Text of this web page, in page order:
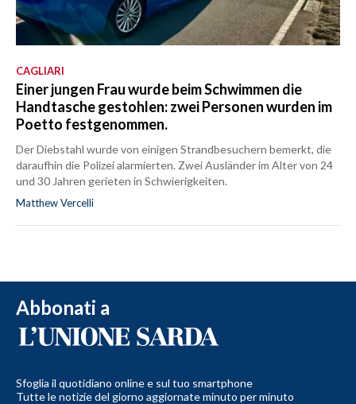
CAGLIARI
Einer jungen Frau wurde beim Schwimmen die
Handtasche gestohlen: zwei Personen wurden im
Poetto festgenommen.
Der Diebstahl wurde von einigen Strandbesuchern bemerkt, die
daraufhin die Polizei alarmierten. Zwei Ausländer im Alter von 24
und 30 Jahren gerieten in Schwierigkeiten.
Matthew Vercelli
Abbonati a
Sfoglia il quotidiano online e sul tuo smartphone
Tutte le notizie del giorno aggiornate minuto per minuto